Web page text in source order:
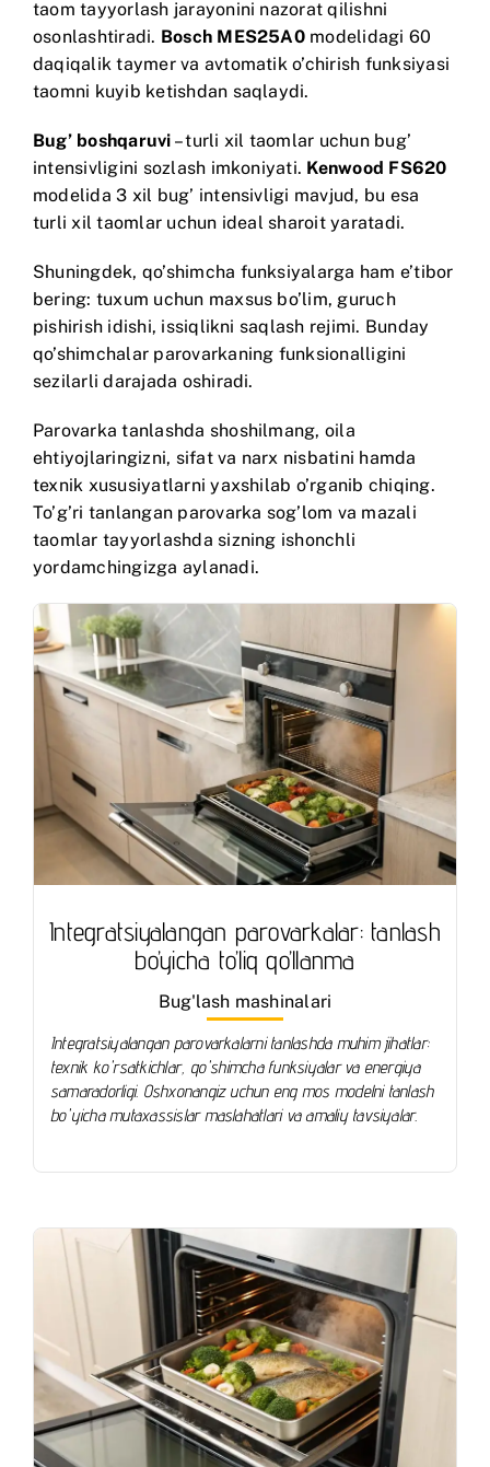
taom tayyorlash jarayonini nazorat qilishni
osonlashtiradi. Bosch MES25A0modelidagi 60
daqiqalik taymer va avtomatik o’chirish funksiyasi
taomni kuyib ketishdan saqlaydi.
Bug’ boshqaruvi – turli xil taomlar uchun bug’
intensivligini sozlash imkoniyati. Kenwood FS620
modelida 3 xil bug’ intensivligi mavjud, bu esa
turli xil taomlar uchun ideal sharoit yaratadi.
Shuningdek, qo’shimcha funksiyalarga ham e’tibor
bering: tuxum uchun maxsus bo’lim, guruch
pishirish idishi, issiqlikni saqlash rejimi. Bunday
qo’shimchalar parovarkaning funksionalligini
sezilarli darajada oshiradi.
Parovarka tanlashda shoshilmang, oila
ehtiyojlaringizni, sifat va narx nisbatini hamda
texnik xususiyatlarni yaxshilab o’rganib chiqing.
To’g’ri tanlangan parovarka sog’lom va mazali
taomlar tayyorlashda sizning ishonchli
yordamchingizga aylanadi.
Integratsiyalangan parovarkalar: tanlash
bo’yicha to’liq qo’llanma
Bug'lash mashinalari
Integratsiyalangan parovarkalarni tanlashda muhim jihatlar:
texnik ko'rsatkichlar, qo'shimcha funksiyalar va energiya
samaradorligi. Oshxonangiz uchun eng mos modelni tanlash
bo'yicha mutaxassislar maslahatlari va amaliy tavsiyalar.